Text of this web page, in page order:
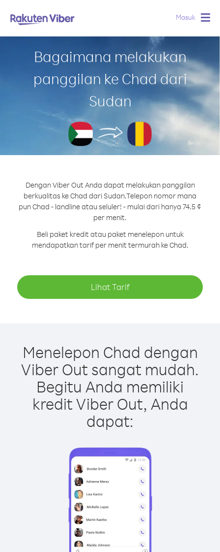
Masuk
Bagaimana melakukan
panggilan ke Chad dari
Sudan
Dengan Viber Out Anda dapat melakukan panggilan
berkualitas ke Chad dari Sudan.Telepon nomor mana
pun Chad - landline atau seluler! - mulai dari hanya 74.5 ¢
per menit.
Beli paket kredit atau paket menelepon untuk
mendapatkan tarif per menit termurah ke Chad.
Lihat Tarif
Menelepon Chad dengan
Viber Out sangat mudah.
Begitu Anda memiliki
kredit Viber Out, Anda
dapat: